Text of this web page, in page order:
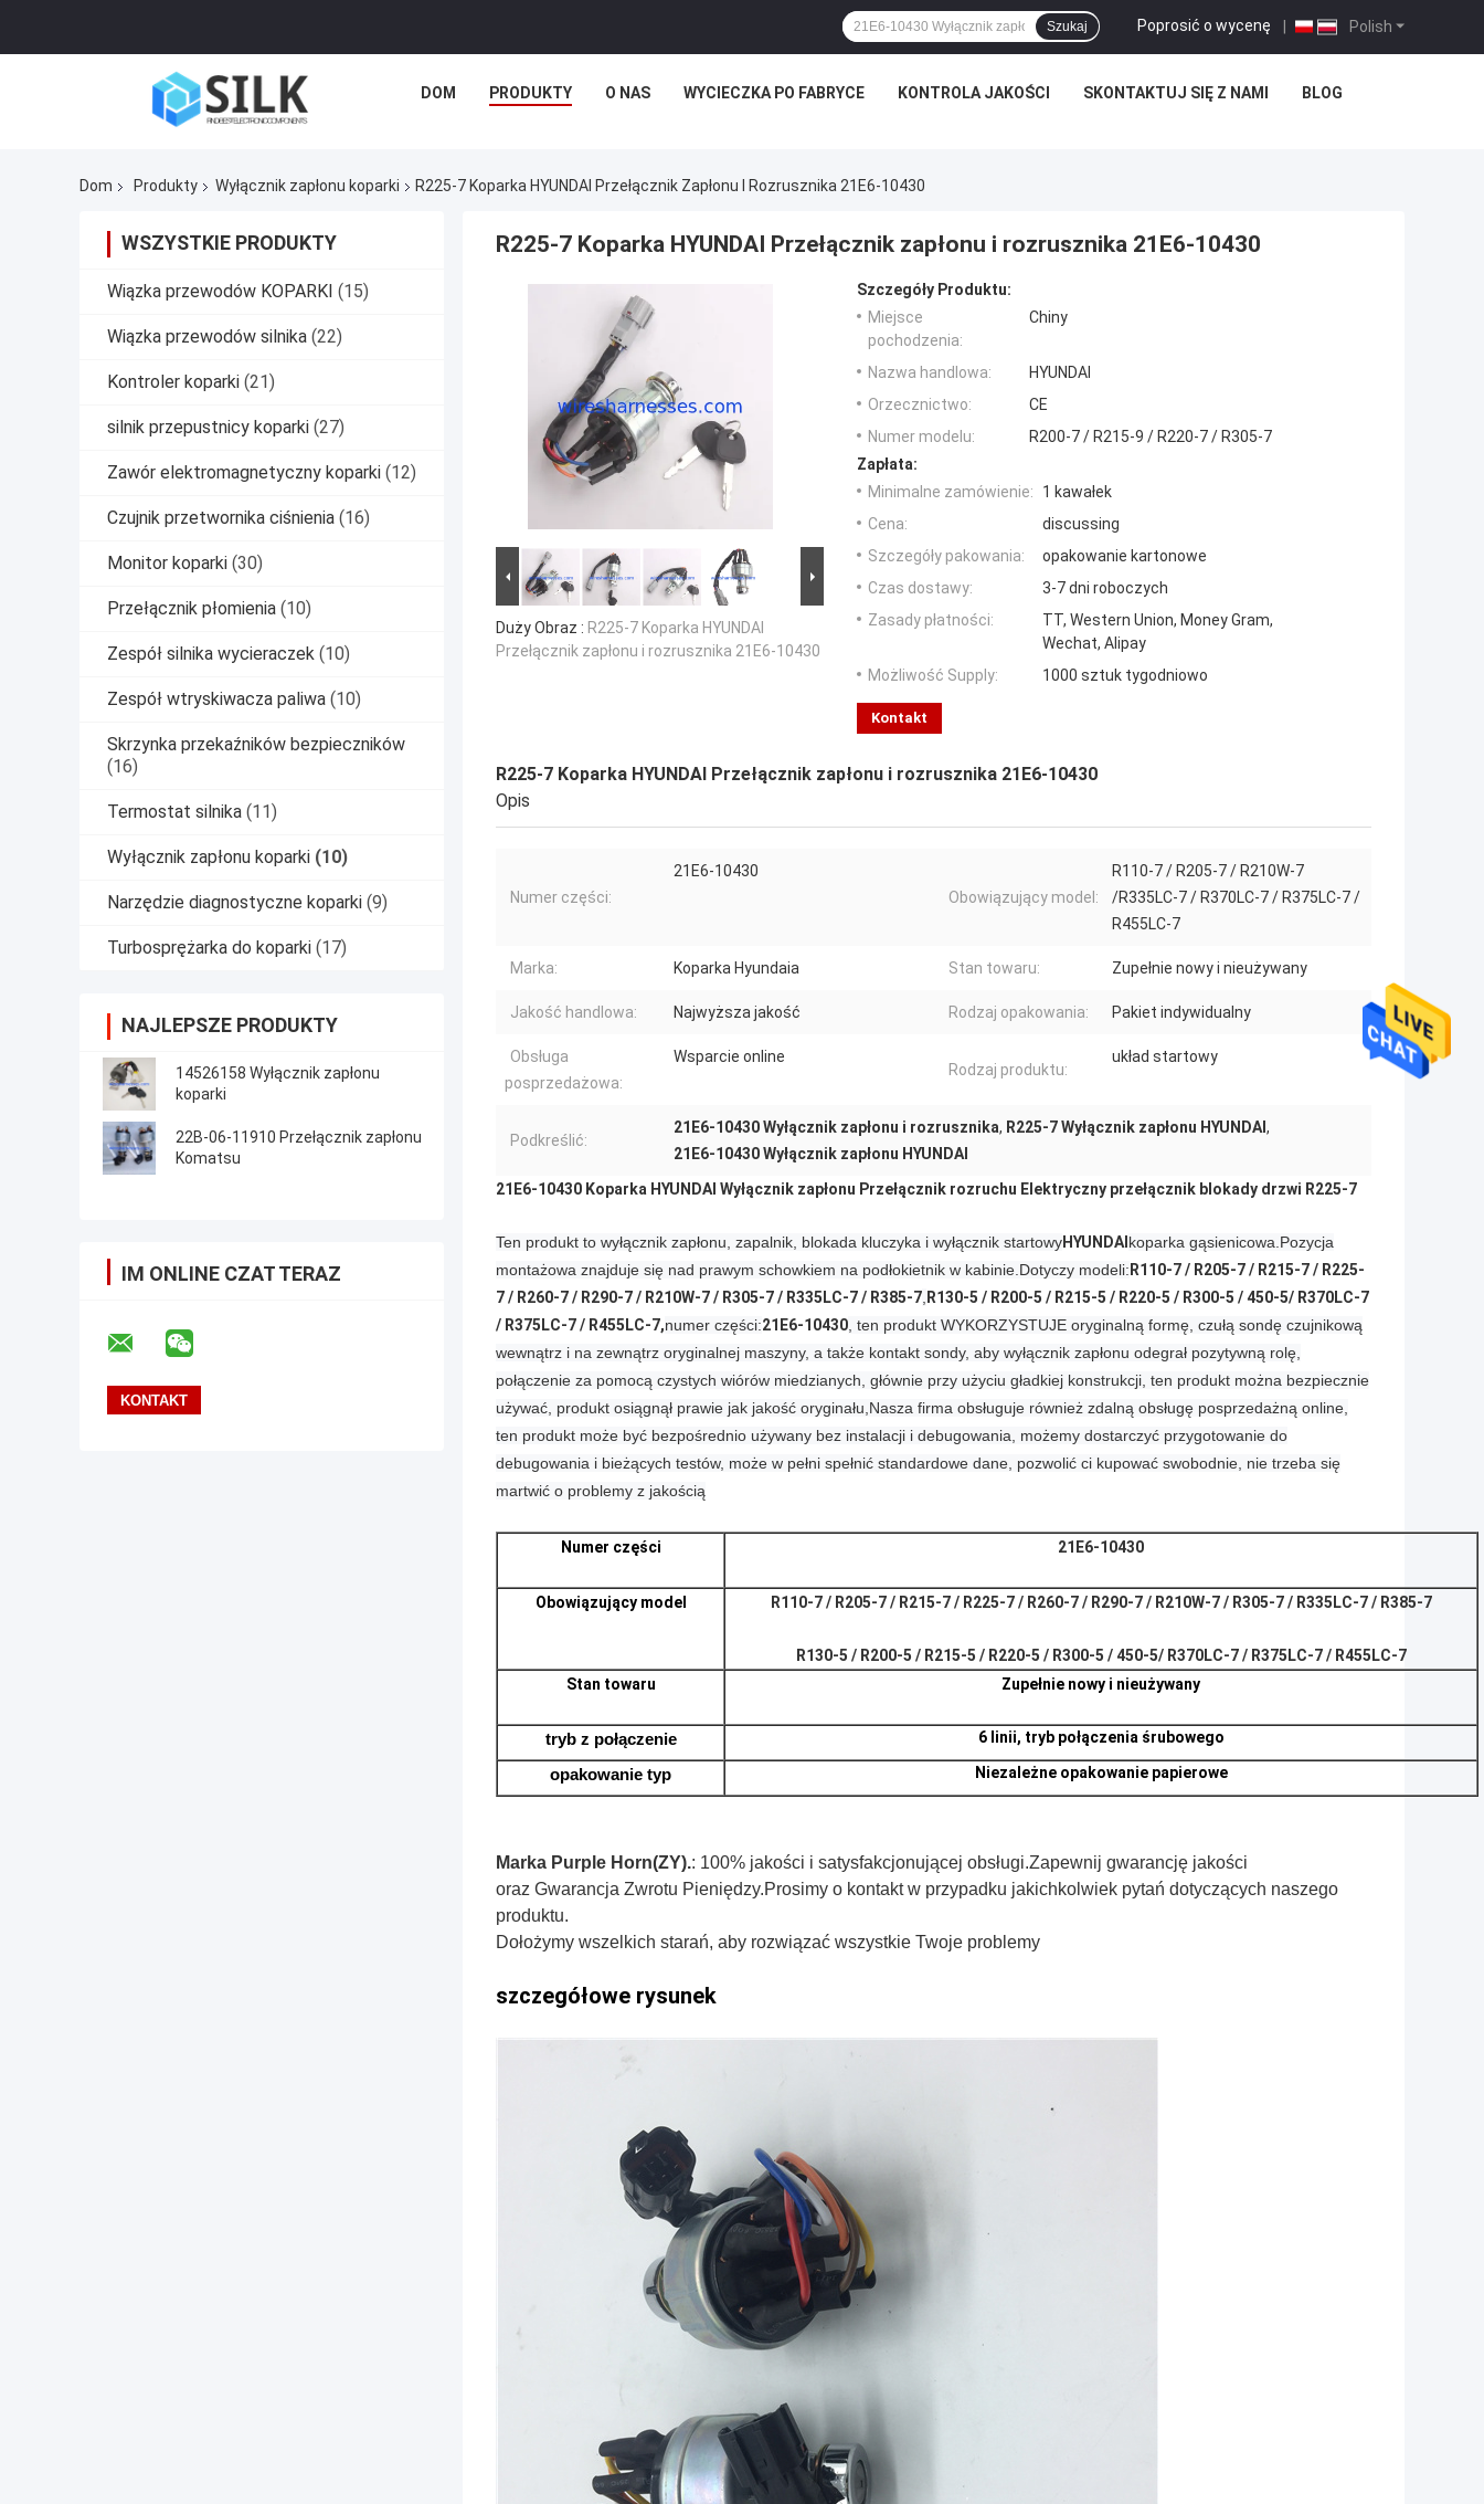
Polish
Poprosić o wycenę |
Szukaj
DOM PRODUKTY O NAS WYCIECZKA PO FABRYCE KONTROLA JAKOŚCI SKONTAKTUJ SIĘ Z NAMI BLOG
Dom Produkty Wyłącznik zapłonu koparki R225-7 Koparka HYUNDAI Przełącznik Zapłonu I Rozrusznika 21E6-10430
WSZYSTKIE PRODUKTY
Wiązka przewodów KOPARKI (15)
Wiązka przewodów silnika (22)
Kontroler koparki (21)
silnik przepustnicy koparki (27)
Zawór elektromagnetyczny koparki (12)
Czujnik przetwornika ciśnienia (16)
Monitor koparki (30)
Przełącznik płomienia (10)
Zespół silnika wycieraczek (10)
Zespół wtryskiwacza paliwa (10)
Skrzynka przekaźników bezpieczników
(16)
Termostat silnika (11)
Wyłącznik zapłonu koparki (10)
Narzędzie diagnostyczne koparki (9)
Turbosprężarka do koparki (17)
NAJLEPSZE PRODUKTY
14526158 Wyłącznik zapłonu
koparki
22B-06-11910 Przełącznik zapłonu
Komatsu
IM ONLINE CZAT TERAZ
R225-7 Koparka HYUNDAI Przełącznik zapłonu i rozrusznika 21E6-10430
Duży Obraz : R225-7 Koparka HYUNDAI
Przełącznik zapłonu i rozrusznika 21E6-10430
Szczegóły Produktu:
Miejsce
pochodzenia:
Chiny
Nazwa handlowa:
HYUNDAI
Orzecznictwo:
CE
Numer modelu:
R200-7 / R215-9 / R220-7 / R305-7
Zapłata:
Minimalne zamówienie:
1 kawałek
Cena:
discussing
Szczegóły pakowania:
opakowanie kartonowe
Czas dostawy:
3-7 dni roboczych
Zasady płatności:
TT, Western Union, Money Gram,
Wechat, Alipay
Możliwość Supply:
1000 sztuk tygodniowo
Kontakt
R225-7 Koparka HYUNDAI Przełącznik zapłonu i rozrusznika 21E6-10430
Opis
Numer części:
21E6-10430
Obowiązujący model:
R110-7 / R205-7 / R210W-7
/R335LC-7 / R370LC-7 / R375LC-7 /
R455LC-7
Marka: Koparka Hyundaia Stan towaru: Zupełnie nowy i nieużywany
Jakość handlowa: Najwyższa jakość Rodzaj opakowania: Pakiet indywidualny
Obsługa
posprzedażowa:
Wsparcie online
Rodzaj produktu:
układ startowy
Podkreślić:
21E6-10430 Wyłącznik zapłonu i rozrusznika, R225-7 Wyłącznik zapłonu HYUNDAI,
21E6-10430 Wyłącznik zapłonu HYUNDAI
21E6-10430 Koparka HYUNDAI Wyłącznik zapłonu Przełącznik rozruchu Elektryczny przełącznik blokady drzwi R225-7
Ten produkt to wyłącznik zapłonu, zapalnik, blokada kluczyka i wyłącznik startowyHYUNDAI koparka gąsienicowa.Pozycja
montażowa znajduje się nad prawym schowkiem na podłokietnik w kabinie.Dotyczy modeli: R110-7 / R205-7 / R215-7 / R225-
7 / R260-7 / R290-7 / R210W-7 / R305-7 / R335LC-7 / R385-7, R130-5 / R200-5 / R215-5 / R220-5 / R300-5 / 450-5/ R370LC-7
/ R375LC-7 / R455LC-7,numer części:21E6-10430, ten produkt WYKORZYSTUJE oryginalną formę, czułą sondę czujnikową
wewnątrz i na zewnątrz oryginalnej maszyny, a także kontakt sondy, aby wyłącznik zapłonu odegrał pozytywną rolę,
połączenie za pomocą czystych wiórów miedzianych, głównie przy użyciu gładkiej konstrukcji, ten produkt można bezpiecznie
używać, produkt osiągnął prawie jak jakość oryginału,Nasza firma obsługuje również zdalną obsługę posprzedażną online,
ten produkt może być bezpośrednio używany bez instalacji i debugowania, możemy dostarczyć przygotowanie do
debugowania i bieżących testów, może w pełni spełnić standardowe dane, pozwolić ci kupować swobodnie, nie trzeba się
martwić o problemy z jakością
Numer części 21E6-10430
Obowiązujący model R110-7 / R205-7 / R215-7 / R225-7 / R260-7 / R290-7 / R210W-7 / R305-7 / R335LC-7 / R385-7
R130-5 / R200-5 / R215-5 / R220-5 / R300-5 / 450-5/ R370LC-7 / R375LC-7 / R455LC-7
Stan towaru
Zupełnie nowy i nieużywany
tryb z połączenie 6 linii, tryb połączenia śrubowego
opakowanie typ Niezależne opakowanie papierowe
Marka Purple Horn(ZY).: 100% jakości i satysfakcjonującej obsługi.Zapewnij gwarancję jakości
oraz Gwarancja Zwrotu Pieniędzy.Prosimy o kontakt w przypadku jakichkolwiek pytań dotyczących naszego
produktu.
Dołożymy wszelkich starań, aby rozwiązać wszystkie Twoje problemy
szczegółowe rysunek